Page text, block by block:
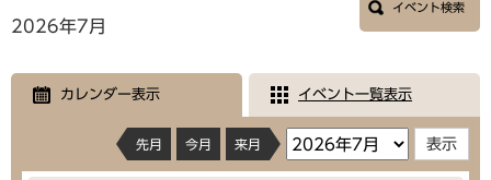
文
イベント検索
2026年7月
カレンダー表示 イベント一覧表示
先月 今月 来月